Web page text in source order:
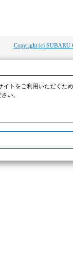
Copyright (c) SUBARU
トをご利用いただく
い。​